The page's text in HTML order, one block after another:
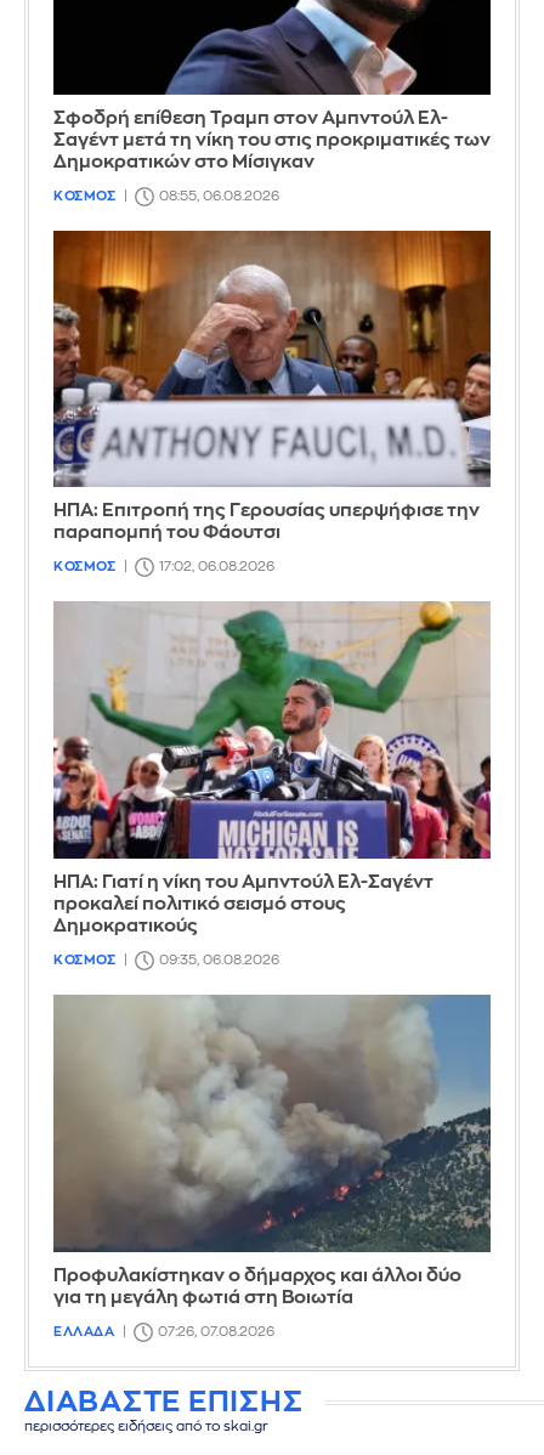
Σφοδρή επίθεση Τραμπ στον Αμπντούλ Ελ-
Σαγέντ μετά τη νίκη του στις προκριματικές των
Δημοκρατικών στο Μίσιγκαν
ΚΟΣΜΟΣ 08:55, 06.08.2026
ΗΠΑ: Επιτροπή της Γερουσίας υπερψήφισε την
παραπομπή του Φάουτσι
ΚΟΣΜΟΣ 17:02, 06.08.2026
ΗΠΑ: Γιατί η νίκη του Αμπντούλ Ελ-Σαγέντ
προκαλεί πολιτικό σεισμό στους
Δημοκρατικούς
ΚΟΣΜΟΣ 09:35, 06.08.2026
Προφυλακίστηκαν ο δήμαρχος και άλλοι δύο
για τη μεγάλη φωτιά στη Βοιωτία
ΕΛΛΑΔΑ 07:26, 07.08.2026
ΔΙΑΒΑΣΤΕ ΕΠΙΣΗΣ
περισσότερες ειδήσεις από το skai.gr